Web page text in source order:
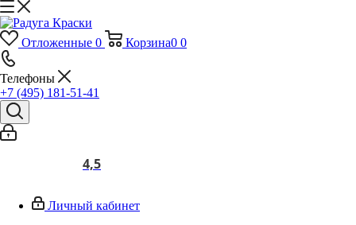
Отложенные 0 Корзина0 0
Телефоны
+7 (495) 181-51-41
4,5
Личный кабинет